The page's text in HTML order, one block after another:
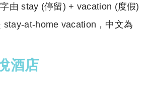
由 stay (停留) + vacation (度假)
stay-at-home vacation，中文為
酒店